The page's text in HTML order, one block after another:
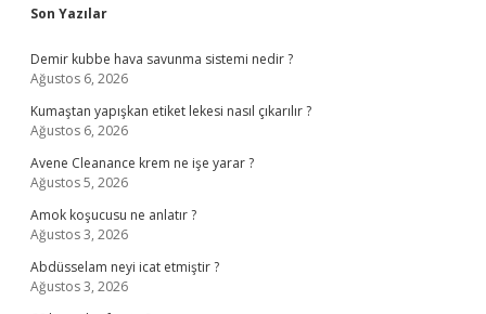
Sidebar
Son Yazılar
Demir kubbe hava savunma sistemi nedir ?
Ağustos 6, 2026
Kumaştan yapışkan etiket lekesi nasıl çıkarılır ?
Ağustos 6, 2026
Avene Cleanance krem ne işe yarar ?
Ağustos 5, 2026
Amok koşucusu ne anlatır ?
Ağustos 3, 2026
Abdüsselam neyi icat etmiştir ?
Ağustos 3, 2026